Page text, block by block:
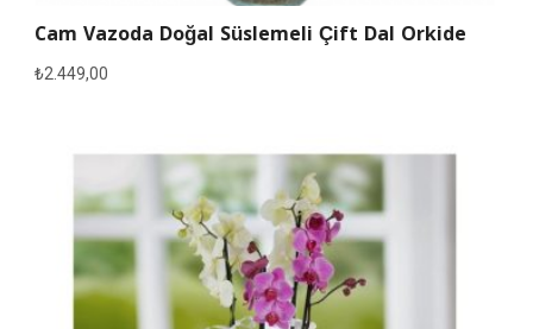
Cam Vazoda Doğal Süslemeli Çift Dal Orkide
₺2.449,00